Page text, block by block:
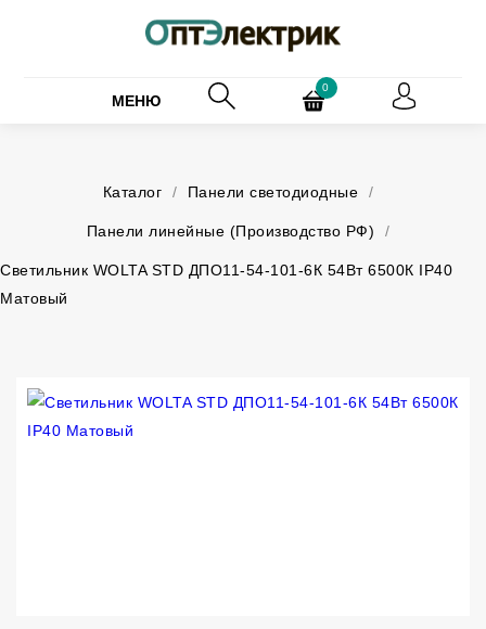
МЕНЮ
0
Каталог / Панели светодиодные /
Панели линейные (Производство РФ) /
Светильник WOLTA STD ДПО11-54-101-6К 54Вт 6500К IP40
Матовый